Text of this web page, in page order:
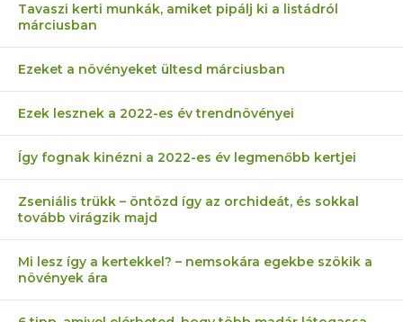
Tavaszi kerti munkák, amiket pipálj ki a listádról
márciusban
Ezeket a növényeket ültesd márciusban
Ezek lesznek a 2022-es év trendnövényei
Így fognak kinézni a 2022-es év legmenőbb kertjei
Zseniális trükk – öntözd így az orchideát, és sokkal
tovább virágzik majd
Mi lesz így a kertekkel? – nemsokára egekbe szökik a
növények ára